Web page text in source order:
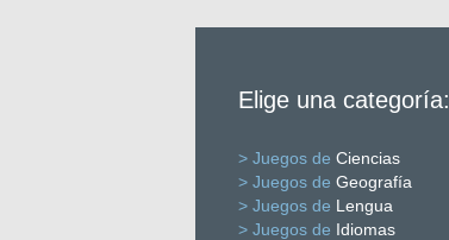
Elige una categoría:
> Juegos de Ciencias
> Juegos de Geografía
> Juegos de Lengua
> Juegos de Idiomas